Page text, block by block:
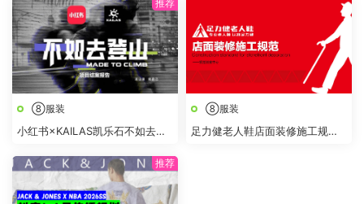
⑧服装
小红书×KAILAS凯乐石不如去登
⑧服装
足力健老人鞋店面装修施工规范